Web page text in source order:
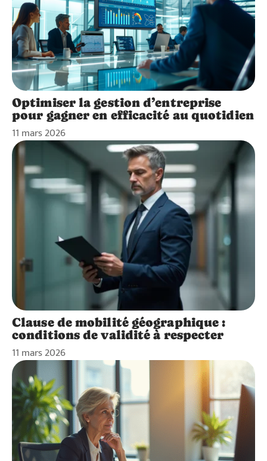
Optimiser la gestion d’entreprise
pour gagner en efficacité au quotidien
11 mars 2026
Clause de mobilité géographique :
conditions de validité à respecter
11 mars 2026